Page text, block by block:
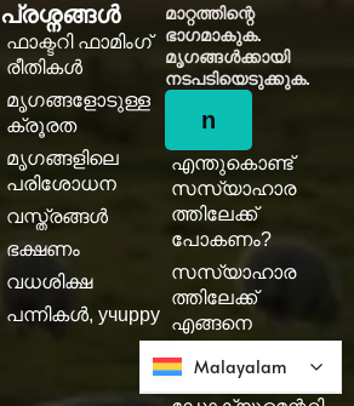
പ്രശ്നങ്ങൾ
ഫാക്ടറി ഫാമിംഗ്
രീതികൾ
മൃഗങ്ങളോടുള്ള
ക്രൂരത
മൃഗങ്ങളിലെ
പരിശോധന
വസ്ത്രങ്ങൾ
ഭക്ഷണം
വധശിക്ഷ
പന്നികൾ, учuppy
മാറ്റത്തിന്റെ
ഭാഗമാകുക.
മൃഗങ്ങൾക്കായി
നടപടിയെടുക്കുക.
n
എന്തുകൊണ്ട്
സസ്യാഹാര
ത്തിലേക്ക്
പോകണം?
സസ്യാഹാര
ത്തിലേക്ക്
എങ്ങനെ
വീഗൻ
Malayalam
Malayalam